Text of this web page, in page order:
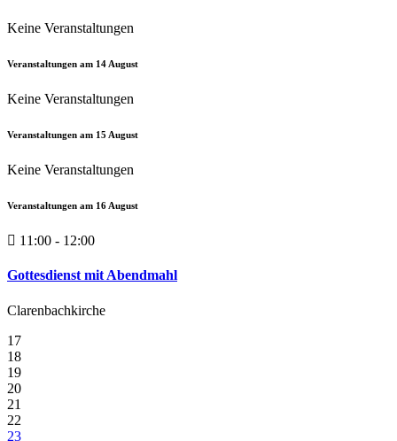
Keine Veranstaltungen
Veranstaltungen am 14 August
Keine Veranstaltungen
Veranstaltungen am 15 August
Keine Veranstaltungen
Veranstaltungen am 16 August
11:00 - 12:00
Gottesdienst mit Abendmahl
Clarenbachkirche
17
18
19
20
21
22
23